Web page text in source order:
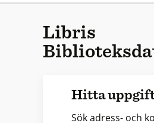
Libris
Hitta
Sök adress- och